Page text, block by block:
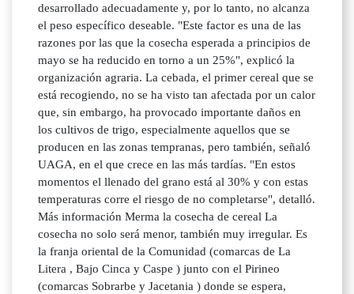
desarrollado adecuadamente y, por lo tanto, no alcanza
el peso específico deseable. "Este factor es una de las
razones por las que la cosecha esperada a principios de
mayo se ha reducido en torno a un 25%", explicó la
organización agraria. La cebada, el primer cereal que se
está recogiendo, no se ha visto tan afectada por un calor
que, sin embargo, ha provocado importante daños en
los cultivos de trigo, especialmente aquellos que se
producen en las zonas tempranas, pero también, señaló
UAGA, en el que crece en las más tardías. "En estos
momentos el llenado del grano está al 30% y con estas
temperaturas corre el riesgo de no completarse", detalló.
Más información Merma la cosecha de cereal La
cosecha no solo será menor, también muy irregular. Es
la franja oriental de la Comunidad (comarcas de La
Litera , Bajo Cinca y Caspe ) junto con el Pirineo
(comarcas Sobrarbe y Jacetania ) donde se espera,